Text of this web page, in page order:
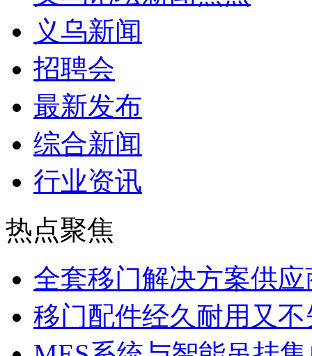
义乌新闻
招聘会
最新发布
综合新闻
行业资讯
热点聚焦
全套移门解决方案供
移门配件经久耐用又